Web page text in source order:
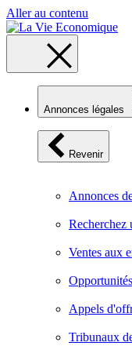
Aller au contenu
Annonces légales
Revenir
Annonces
Recherchez
Ventes aux
Appels
Tribunaux